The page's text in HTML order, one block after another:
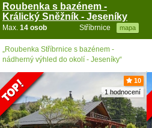
Roubenka s bazénem -
Králický Sněžník - Jeseníky
Stříbrnice mapa
Max. 14 osob
„Roubenka Stříbrnice s bazénem -
nádherný výhled do okolí - Jeseníky“
10
1 hodnocení